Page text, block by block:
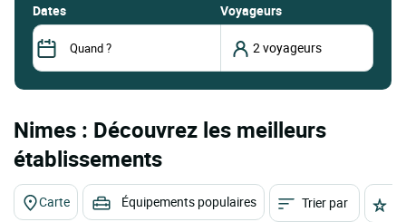
dates Voyageurs
Nimes : Découvrez les meilleurs
établissements
Carte Équipements populaires Trier par